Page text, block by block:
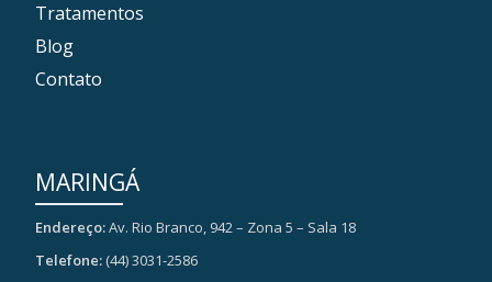
Tratamentos
Blog
Contato
MARINGÁ
Endereço:Av. Rio Branco, 942 – Zona 5 – Sala 18
Telefone: (44) 3031-2586